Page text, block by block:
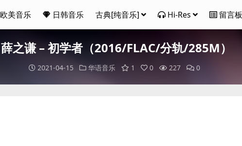
欧美音乐 日韩音乐 古典[纯音乐] Hi-Res 留言板
薛之谦 – 初学者（2016/FLAC/分轨/285M）
2021-04-15 华语音乐 1 0 227 0